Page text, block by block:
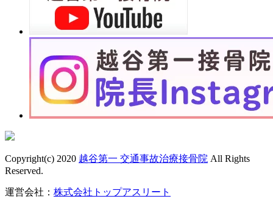
Copyright(c) 2020 越谷第一 交通事故治療接骨院 All Rights
Reserved.
運営会社： 株式会社トップアスリート